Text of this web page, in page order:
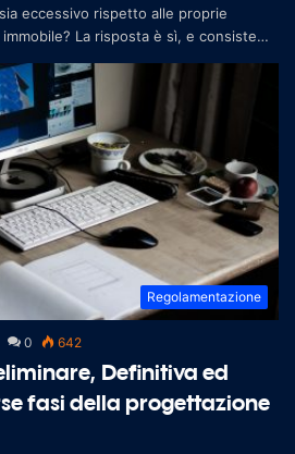
eccessivo rispetto alle proprie
La risposta è sì, e consiste
Regolamentazione
0 642
Definitiva ed
fasi della progettazione